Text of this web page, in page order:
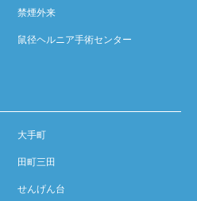
禁煙外来
鼠径ヘルニア手術センター
大手町
田町三田
せんげん台